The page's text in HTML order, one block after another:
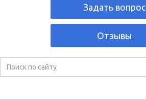
Задать вопрос
Отзывы